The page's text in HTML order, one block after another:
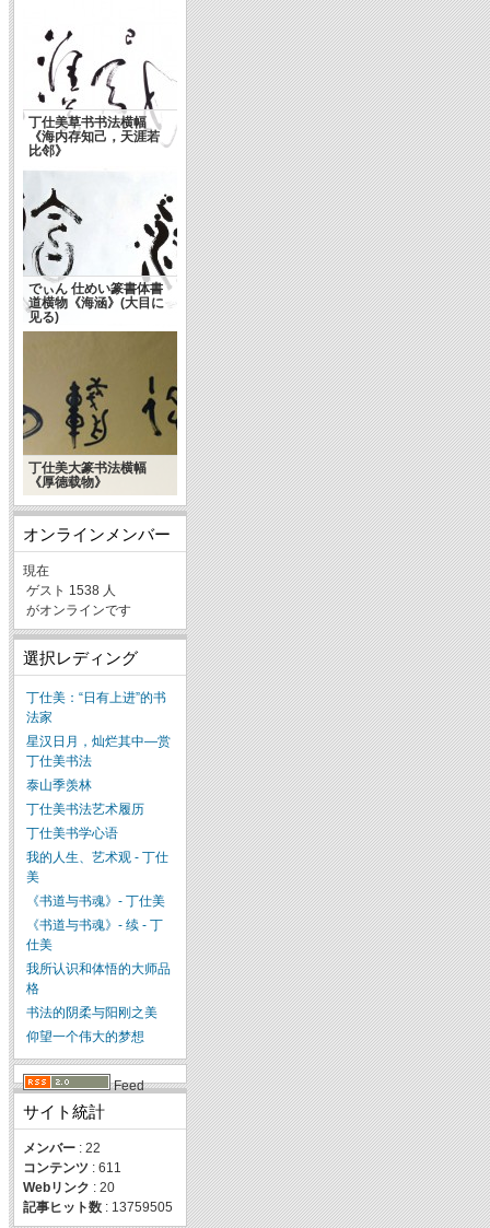
丁仕美草书书法横幅
《海内存知己，天涯若
比邻》
中国书法入人类非遗名
录
でぃん 仕めい篆書体書
道横物《海涵》(大目に
见る)
丁仕美大篆书法横幅
《厚德载物》
オンラインメンバー
現在
ゲスト 1538 人
がオンラインです
選択レディング
丁仕美：“日有上进”的书
法家
星汉日月，灿烂其中—赏
丁仕美书法
泰山季羡林
丁仕美书法艺术履历
丁仕美书学心语
我的人生、艺术观 - 丁仕
美
《书道与书魂》- 丁仕美
《书道与书魂》- 续 - 丁
仕美
我所认识和体悟的大师品
格
书法的阴柔与阳刚之美
仰望一个伟大的梦想
Feed
サイト統計
メンバー : 22
コンテンツ : 611
Webリンク : 20
記事ヒット数 : 13759505